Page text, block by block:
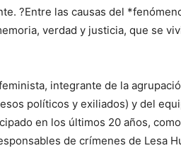
?Entre las causas del
verdad y justicia, que se
integrante de la
políticos y exiliados) y del
en los últimos 20 años,
de crímenes de Lesa